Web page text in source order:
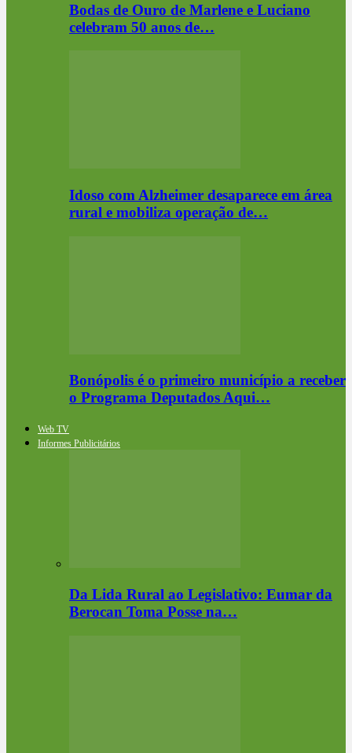
Bodas de Ouro de Marlene e Luciano
celebram 50 anos de…
Idoso com Alzheimer desaparece em área
rural e mobiliza operação de…
Bonópolis é o primeiro município a receber
o Programa Deputados Aqui…
Web TV
Informes Publicitários
Da Lida Rural ao Legislativo: Eumar da
Berocan Toma Posse na…